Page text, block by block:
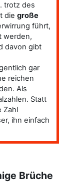
trotz des
die große
führt,
werden,
davon gibt
gar
reichen
Als
Statt
Zahl
ihn einfach
Brüche